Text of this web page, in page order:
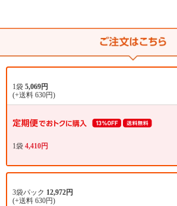
1袋 5,069円
(+送料 630円)
1袋 4,410円
3袋パック 12,972円
(+送料 630円)